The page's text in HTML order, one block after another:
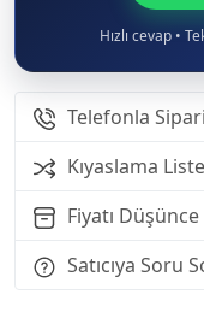
Hızlı cevap •
Telefonla
Kıyaslama
Fiyatı
Satıcıya Soru